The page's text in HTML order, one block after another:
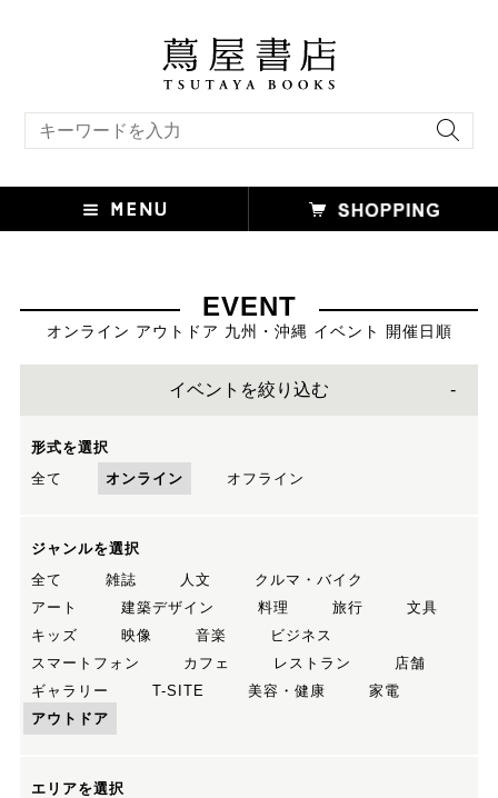
EVENT
オンライン アウトドア 九州・沖縄 イベント 開催日順
イベントを絞り込む
形式を選択
全て
オンライン オフライン
ジャンルを選択
全て
雑誌 人文
クルマ・バイク
アート
建築デザイン 料理 旅行
文具
キッズ
映像 音楽
ビジネス
スマートフォン
カフェ レストラン
店舗
ギャラリー
T-SITE 美容・健康
家電
アウトドア
エリアを選択